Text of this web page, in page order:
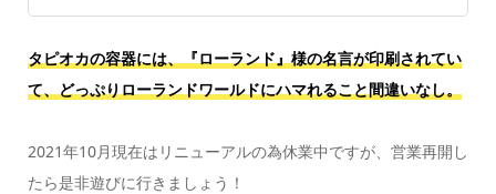
タピオカの容器には、『ローランド』様の名言が印刷されてい
て、どっぷりローランドワールドにハマれること間違いなし。
2021年10月現在はリニューアルの為休業中ですが、営業再開し
たら是非遊びに行きましょう！